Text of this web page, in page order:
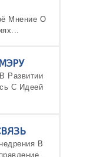
Мнение О
Развитии
С Идеей
В